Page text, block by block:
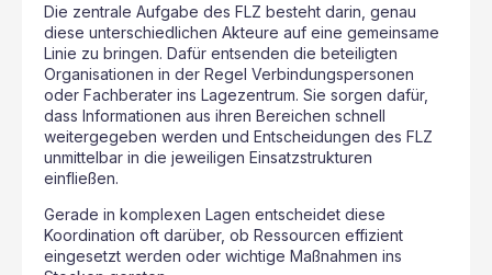
Die zentrale Aufgabe des FLZ besteht darin, genau
diese unterschiedlichen Akteure auf eine gemeinsame
Linie zu bringen. Dafür entsenden die beteiligten
Organisationen in der Regel Verbindungspersonen
oder Fachberater ins Lagezentrum. Sie sorgen dafür,
dass Informationen aus ihren Bereichen schnell
weitergegeben werden und Entscheidungen des FLZ
unmittelbar in die jeweiligen Einsatzstrukturen
einfließen.
Gerade in komplexen Lagen entscheidet diese
Koordination oft darüber, ob Ressourcen effizient
eingesetzt werden oder wichtige Maßnahmen ins